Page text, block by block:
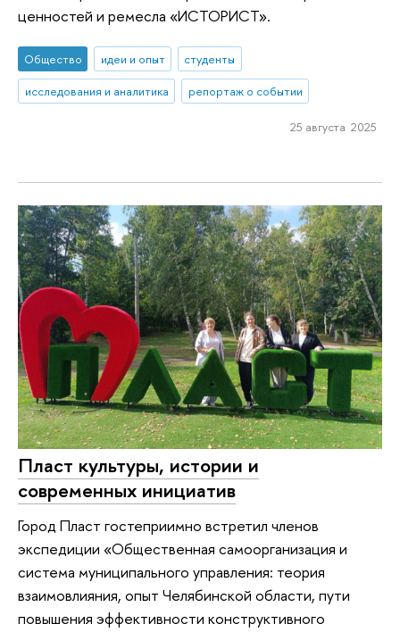
ценностей и ремесла «ИСТОРИСТ».
Общество идеи и опыт
студенты
исследования и аналитика
репортаж о событии
25 августа 2025
Пласт культуры, истории и
современных инициатив
Город Пласт гостеприимно встретил членов
экспедиции «Общественная самоорганизация и
система муниципального управления: теория
взаимовлияния, опыт Челябинской области, пути
повышения эффективности конструктивного